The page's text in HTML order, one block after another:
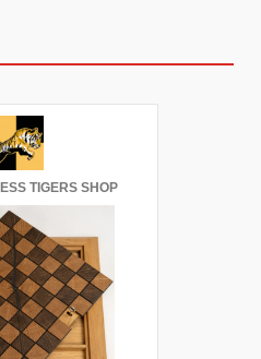
TIGERS SHOP